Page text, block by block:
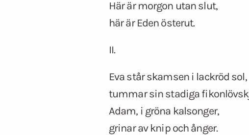
Här är morgon utan slut,
här är Eden österut.
II.
Eva står skamsen i lackröd sol,
tummar sin stadiga
Adam, i gröna kalsonger,
grinar av knip och ånger.